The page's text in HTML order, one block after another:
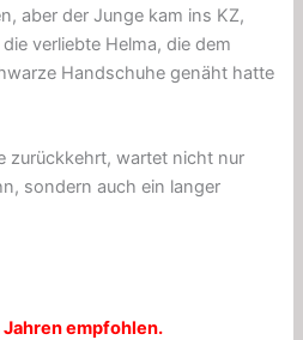
aber der Junge kam ins KZ,
verliebte Helma, die dem
Handschuhe genäht hatte
zurückkehrt, wartet nicht nur
sondern auch ein langer
Jahren empfohlen.